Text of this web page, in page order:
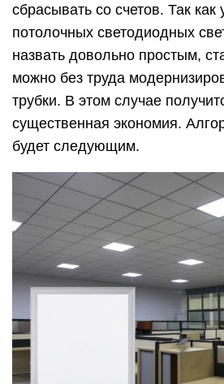
сбрасывать со счетов. Так как
потолочных светодиодных
назвать довольно простым,
можно без труда
трубки. В этом случае
существенная экономия.
будет следующим.